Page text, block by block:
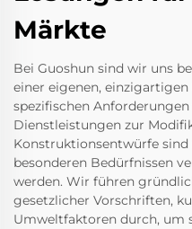
Märkte
Bei Guoshun sind wir uns
einer eigenen,
spezifischen
Dienstleistungen zur
Konstruktionsentwürfe
besonderen Bedürfnissen
werden. Wir führen
gesetzlicher Vorschriften,
Umweltfaktoren durch, um